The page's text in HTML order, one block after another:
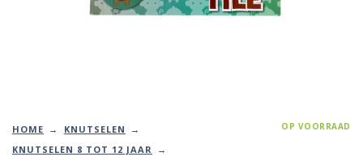
HOME
KNUTSELEN
KNUTSELEN 8 TOT 12 JAAR
OP VOORRAAD